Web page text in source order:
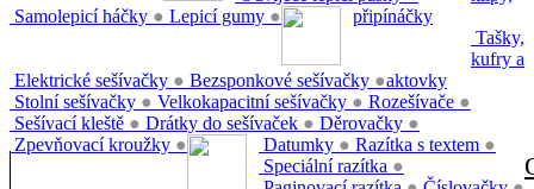
Samolepicí háčky ● Lepicí gumy ●
Elektrické sešívačky ● Bezsponkové sešívačky ●
Stolní sešívačky ● Velkokapacitní sešívačky ● Rozešívače ●
Sešívací kleště ● Drátky do sešívaček ● Děrovačky ●
Zpevňovací kroužky ● Datumky ● Razítka s textem ●
Speciální razítka ●
připínáčky
Tašky,
kufry a
aktovky